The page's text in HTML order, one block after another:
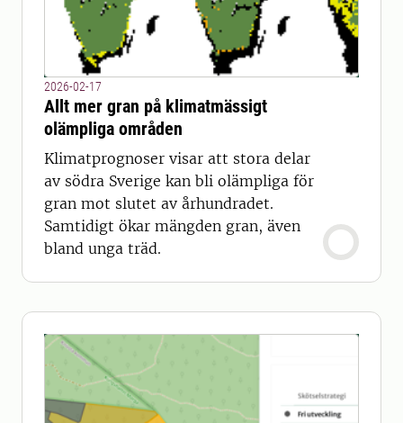
2026-02-17
Allt mer gran på klimatmässigt
olämpliga områden
Klimatprognoser visar att stora delar
av södra Sverige kan bli olämpliga för
gran mot slutet av århundradet.
Samtidigt ökar mängden gran, även
bland unga träd.